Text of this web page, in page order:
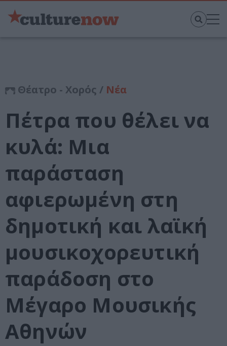
Θέατρο - Χορός / Νέα
Πέτρα που θέλει να
κυλά: Μια
παράσταση
αφιερωμένη στη
δημοτική και λαϊκή
μουσικοχορευτική
παράδοση στο
Μέγαρο Μουσικής
Αθηνών